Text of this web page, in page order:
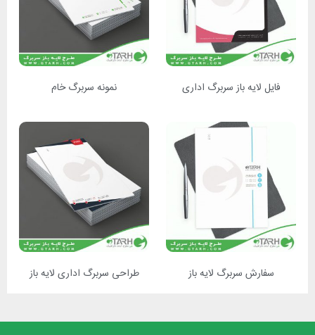
فایل لایه باز سربرگ اداری نمونه سربرگ خام
سفارش سربرگ لایه باز طراحی سربرگ اداری لایه باز